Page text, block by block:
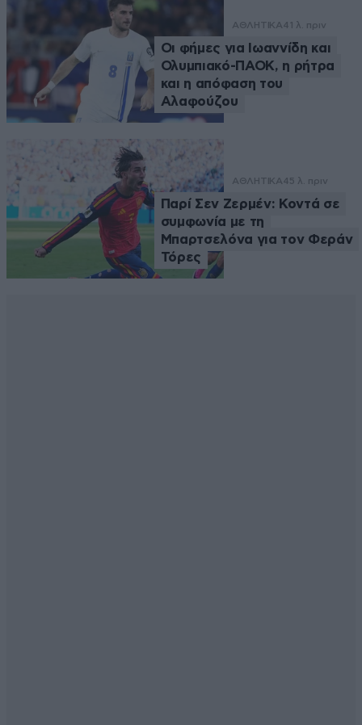
ΑΘΛΗΤΙΚΑ41 λ. πριν
Οι φήμες για Ιωαννίδη και
Ολυμπιακό-ΠΑΟΚ, η ρήτρα
και η απόφαση του
Αλαφούζου
ΑΘΛΗΤΙΚΑ45 λ. πριν
Παρί Σεν Ζερμέν: Κοντά σε
συμφωνία με τη
Μπαρτσελόνα για τον Φεράν
Τόρες